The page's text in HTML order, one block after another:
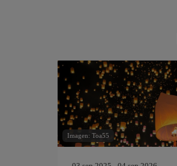
Imagen: Toa55